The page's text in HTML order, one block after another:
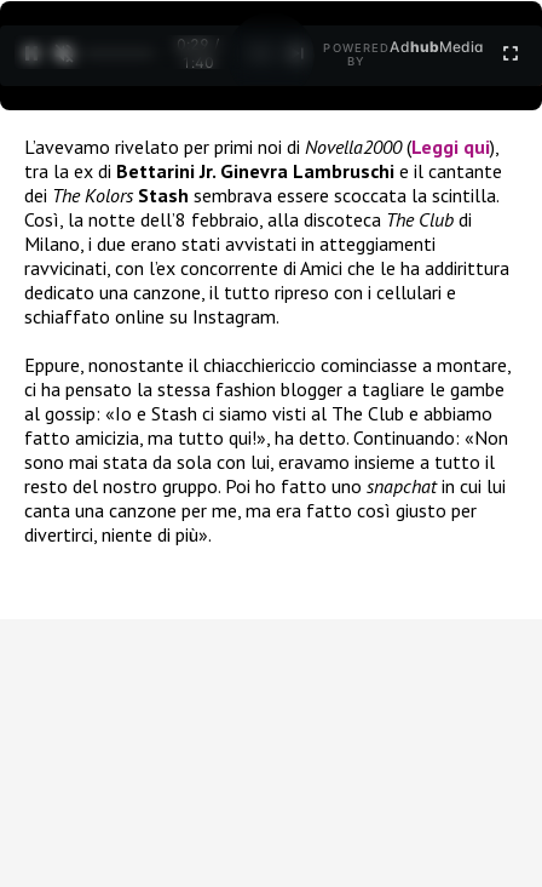
0:30 /
1:40
POWERED
BY
AdhubMedia
L’avevamo rivelato per primi noi di Novella2000(Leggi qui),
tra la ex di Bettarini Jr. Ginevra Lambruschi e il cantante
dei The Kolors Stash sembrava essere scoccata la scintilla.
Così, la notte dell’8 febbraio, alla discoteca The Club di
Milano, i due erano stati avvistati in atteggiamenti
ravvicinati, con l’ex concorrente di Amici che le ha addirittura
dedicato una canzone, il tutto ripreso con i cellulari e
schiaffato online su Instagram.
Eppure, nonostante il chiacchiericcio cominciasse a montare,
ci ha pensato la stessa fashion blogger a tagliare le gambe
al gossip: «Io e Stash ci siamo visti al The Club e abbiamo
fatto amicizia, ma tutto qui!», ha detto. Continuando: «Non
sono mai stata da sola con lui, eravamo insieme a tutto il
resto del nostro gruppo. Poi ho fatto uno snapchatin cui lui
canta una canzone per me, ma era fatto così giusto per
divertirci, niente di più».